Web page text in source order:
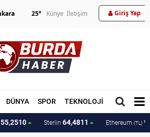
25° Künye İletişim Giriş Yap
DÜNYA SPOR TEKNOLOJİ MAGAZİN
55,2510 Sterlin 64,4811 Ethereum (TL)